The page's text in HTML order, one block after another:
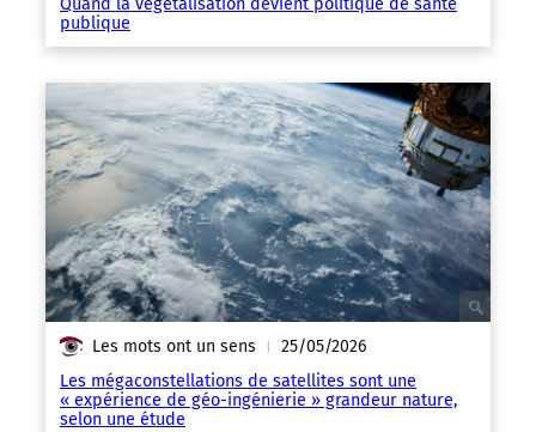
publique
Les mots ont un sens | 25/05/2026
Les mégaconstellations de satellites sont une
« expérience de géo-ingénierie » grandeur nature,
selon une étude